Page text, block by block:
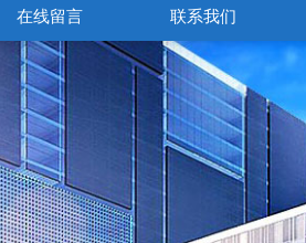
在线留言 联系我们